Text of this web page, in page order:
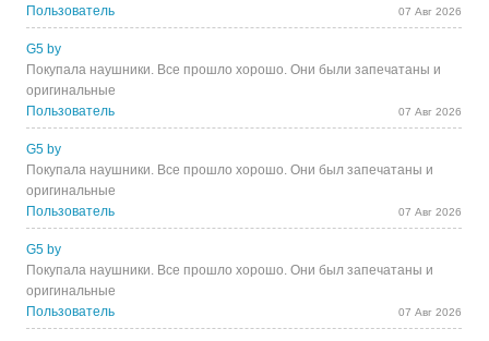
Пользователь
07 Авг 2026
G5 by
Покупала наушники. Все прошло хорошо. Они были запечатаны и
оригинальные
Пользователь
07 Авг 2026
G5 by
Покупала наушники. Все прошло хорошо. Они был запечатаны и
оригинальные
Пользователь
07 Авг 2026
G5 by
Покупала наушники. Все прошло хорошо. Они был запечатаны и
оригинальные
Пользователь
07 Авг 2026